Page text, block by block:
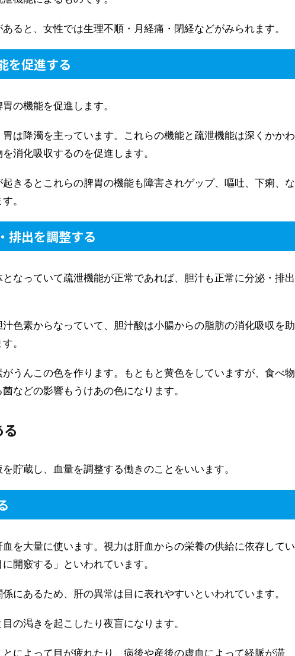
ると、女性では生理不順・月経痛・閉経などがみられます。
を促進する
の機能を促進します。
は降濁を主っています。これらの機能と疏泄機能は深くかかわ
消化吸収するのを促進します。
きるとこれらの脾胃の機能も障害されゲップ、嘔吐、下痢、な
。
排出を調整する
なっていて疏泄機能が正常であれば、胆汁も正常に分泌・排出
色素からなっていて、胆汁酸は小腸からの脂肪の消化吸収を助
。
うんこの色を作ります。もともと黄色をしていますが、食べ物
などの影響もうけあの色になります。
貯蔵し、血量を調整する働きのことをいいます。
を大量に使います。視力は肝血からの栄養の供給に依存してい
開竅する」といわれています。
にあるため、肝の異常は目に表れやすいといわれています。
の渇きを起こしたり夜盲になります。
によって目が疲れたり、病後や産後の虚血によって経脈が滞